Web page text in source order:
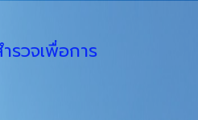
รวจเพื่อการ